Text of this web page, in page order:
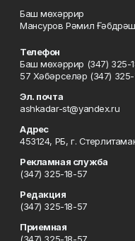
Баш мөхәррир
Мансуров Рәмил
Телефон
Баш мөхәррир (347) 325-
57 Хәбәрселәр (347)
Эл. почта
ashkadar-st@yandex.ru
Адрес
453124, РБ, г.
Рекламная служба
(347) 325-18-57
Редакция
(347) 325-18-57
Приемная